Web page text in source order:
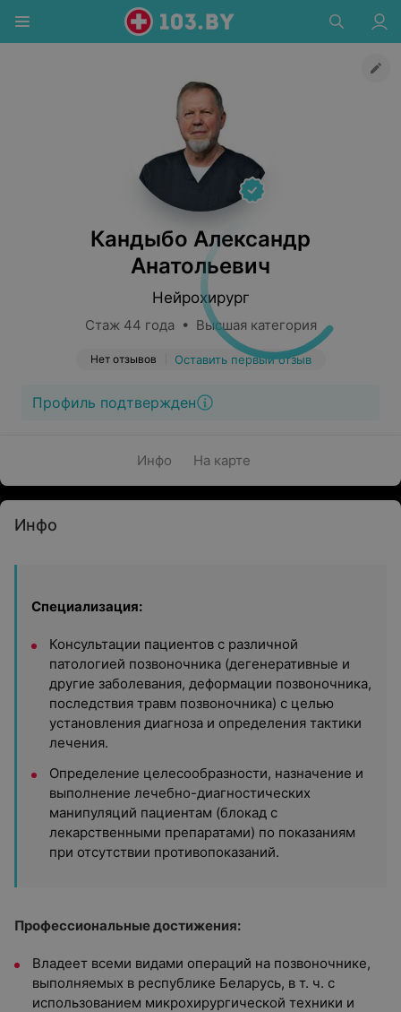
Кандыбо Александр
Анатольевич
Нейрохирург
Стаж 44 года • Высшая категория
Нет отзывов Оставить первый отзыв
Профиль подтвержден
Инфо На карте
Инфо
Специализация:
Консультации пациентов с различной
патологией позвоночника (дегенеративные и
другие заболевания, деформации позвоночника,
последствия травм позвоночника) с целью
установления диагноза и определения тактики
лечения.
Определение целесообразности, назначение и
выполнение лечебно-диагностических
манипуляций пациентам (блокад с
лекарственными препаратами) по показаниям
при отсутствии противопоказаний.
Профессиональные достижения:
Владеет всеми видами операций на позвоночнике,
выполняемых в республике Беларусь, в т. ч. с
использованием микрохирургической техники и